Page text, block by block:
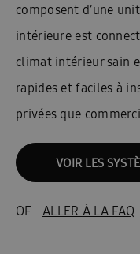
composent d’une
intérieure est
climat intérieur sain
rapides et faciles à
privées que
VOIR LES
OF ALLER À LA FAQ